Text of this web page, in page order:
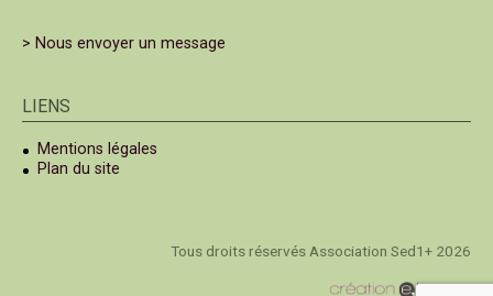
> Nous envoyer un message
LIENS
Mentions légales
Plan du site
Tous droits réservés Association Sed1+ 2026